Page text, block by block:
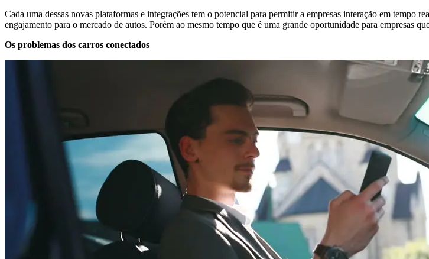
Cada uma dessas novas plataformas e integrações tem o potencial para permitir a empresas interação em tempo
engajamento para o mercado de autos. Porém ao mesmo tempo que é uma grande oportunidade para empresas
Os problemas dos carros conectados